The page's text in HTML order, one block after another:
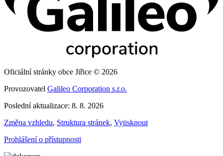
Oficiální stránky obce Jiřice © 2026
Provozovatel Galileo Corporation s.r.o.
Poslední aktualizace: 8. 8. 2026
Změna vzhledu, Struktura stránek, Vytisknout
Prohlášení o přístupnosti